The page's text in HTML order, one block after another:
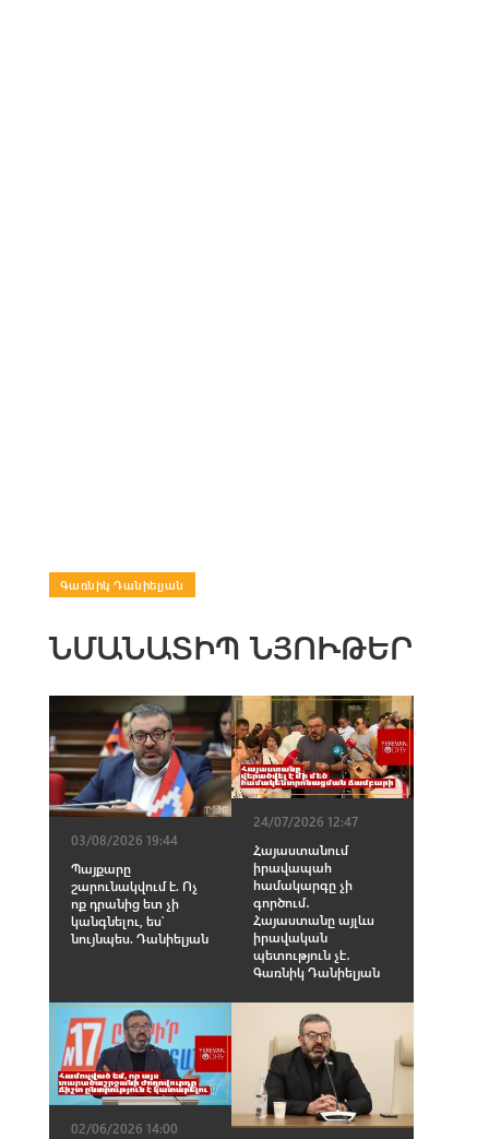
Գառնիկ Դանիելյան
ՆՄԱՆԱՏԻՊ ՆՅՈՒԹԵՐ
03/08/2026 19:44
Պայքարը
շարունակվում է. Ոչ
ոք դրանից ետ չի
կանգնելու, ես՝
նույնպես. Դանիելյան
24/07/2026 12:47
Հայաստանում
իրավապահ
համակարգը չի
գործում․
Հայաստանը այլևս
իրավական
պետություն չէ․
Գառնիկ Դանիելյան
02/06/2026 14:00